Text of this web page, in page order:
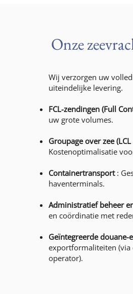
Onze
Wij verzorgen uw
uiteindelijke levering.
FCL-zendingen (Full
uw grote volumes.
Groupage over zee
Kostenoptimalisatie
Containertransport:
haventerminals.
Administratief beheer
en coördinatie met
Geïntegreerde douane-
exportformaliteiten (via
operator).